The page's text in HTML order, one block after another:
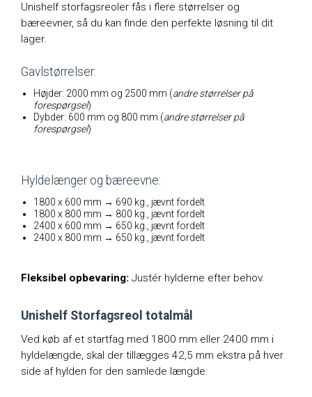
Unishelf storfagsreoler fås i flere størrelser og
bæreevner, så du kan finde den perfekte løsning til dit
lager.
Gavlstørrelser:
Højder: 2000 mm og 2500 mm (andre størrelser på
forespørgsel)
Dybder: 600 mm og 800 mm (andre størrelser på
forespørgsel)
Hyldelænger og bæreevne:
1800 x 600 mm → 690 kg., jævnt fordelt
1800 x 800 mm → 800 kg., jævnt fordelt
2400 x 600 mm → 650 kg., jævnt fordelt
2400 x 800 mm → 650 kg., jævnt fordelt
Fleksibel opbevaring: Justér hylderne efter behov.
Unishelf Storfagsreol totalmål
Ved køb af et startfag med 1800 mm eller 2400 mm i
hyldelængde, skal der tillægges 42,5 mm ekstra på hver
side af hylden for den samlede længde: